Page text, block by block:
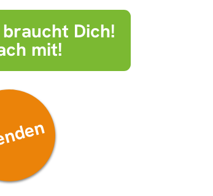
Dich!
mit!